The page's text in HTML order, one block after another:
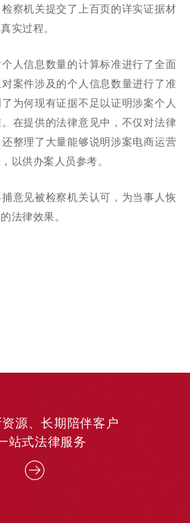
察机关提交了上百页的详实证据材
实过程。
人信息数量的计算标准进行了全面
案件涉及的个人信息数量进行了准
为何现有证据不足以证明涉案个人
在提供的法律意见中，不仅对法律
整理了大量能够说明涉案电商运营
以供办案人员参考。
意见被检察机关认可，为当事人恢
法律效果。
源、长期陪伴客户
站式法律服务